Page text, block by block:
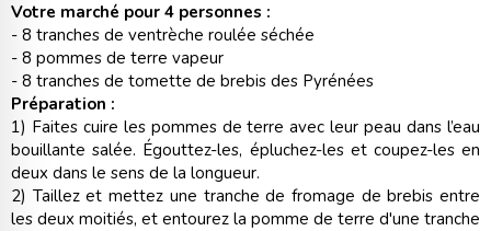
Votre marché pour 4 personnes :
- 8 tranches de ventrèche roulée séchée
- 8 pommes de terre vapeur
- 8 tranches de tomette de brebis des Pyrénées
Préparation :
1) Faites cuire les pommes de terre avec leur peau dans l’eau
bouillante salée. Égouttez-les, épluchez-les et coupez-les en
deux dans le sens de la longueur.
2) Taillez et mettez une tranche de fromage de brebis entre
les deux moitiés, et entourez la pomme de terre d'une tranche